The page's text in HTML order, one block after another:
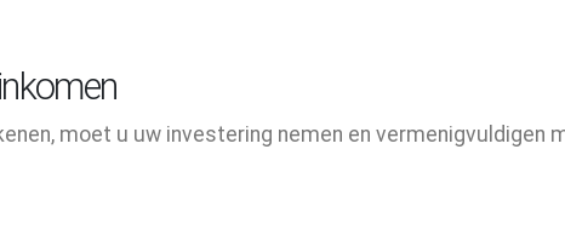
moet u uw investering nemen en vermenigvuldigen